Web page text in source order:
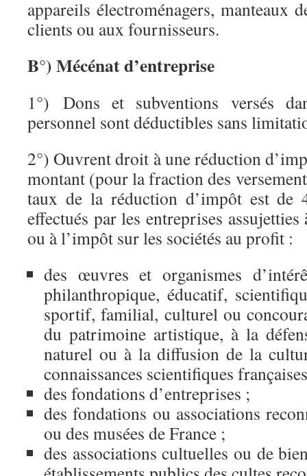
appareils électroménagers, manteaux
clients ou aux fournisseurs.
B°) Mécénat d’entreprise
1°) Dons et subventions versés
personnel sont déductibles sans
2°) Ouvrent droit à une réduction
montant (pour la fraction des
taux de la réduction d’impôt est de
effectués par les entreprises
ou à l’impôt sur les sociétés au profit :
des œuvres et organismes
philanthropique, éducatif,
sportif, familial, culturel ou
du patrimoine artistique, à la
naturel ou à la diffusion de la
connaissances scientifiques
des fondations d’entreprises ;
des fondations ou associations
ou des musées de France ;
des associations cultuelles ou de